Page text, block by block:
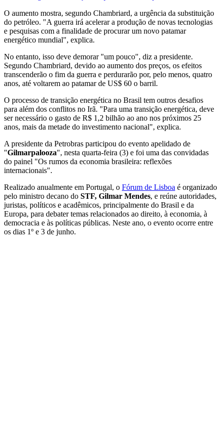
O aumento mostra, segundo Chambriard, a urgência da substituição
do petróleo. "A guerra irá acelerar a produção de novas tecnologias
e pesquisas com a finalidade de procurar um novo patamar
energético mundial", explica.
No entanto, isso deve demorar "um pouco", diz a presidente.
Segundo Chambriard, devido ao aumento dos preços, os efeitos
transcenderão o fim da guerra e perdurarão por, pelo menos, quatro
anos, até voltarem ao patamar de US$ 60 o barril.
O processo de transição energética no Brasil tem outros desafios
para além dos conflitos no Irã. "Para uma transição energética, deve
ser necessário o gasto de R$ 1,2 bilhão ao ano nos próximos 25
anos, mais da metade do investimento nacional", explica.
A presidente da Petrobras participou do evento apelidado de
"Gilmarpalooza", nesta quarta-feira (3) e foi uma das convidadas
do painel "Os rumos da economia brasileira: reflexões
internacionais".
Realizado anualmente em Portugal, o Fórum de Lisboa é organizado
pelo ministro decano do STF, Gilmar Mendes, e reúne autoridades,
juristas, políticos e acadêmicos, principalmente do Brasil e da
Europa, para debater temas relacionados ao direito, à economia, à
democracia e às políticas públicas. Neste ano, o evento ocorre entre
os dias 1º e 3 de junho.